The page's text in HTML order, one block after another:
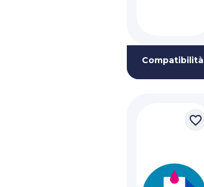
Compatibilità
favorite_border